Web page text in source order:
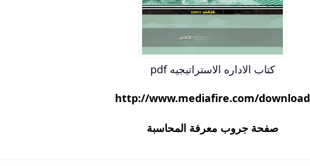
كتاب الاداره الاستراتيجيه pdf
http://www.mediafire.com/download
صفحة جروب معرفة المحاسبة